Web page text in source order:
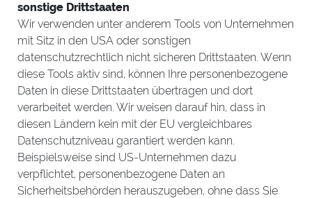
sonstige Drittstaaten
Wir verwenden unter anderem Tools von Unternehmen
mit Sitz in den USA oder sonstigen
datenschutzrechtlich nicht sicheren Drittstaaten. Wenn
diese Tools aktiv sind, können Ihre personenbezogene
Daten in diese Drittstaaten übertragen und dort
verarbeitet werden. Wir weisen darauf hin, dass in
diesen Ländern kein mit der EU vergleichbares
Datenschutzniveau garantiert werden kann.
Beispielsweise sind US-Unternehmen dazu
verpflichtet, personenbezogene Daten an
Sicherheitsbehörden herauszugeben, ohne dass Sie